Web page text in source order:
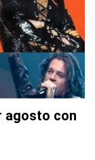
agosto con